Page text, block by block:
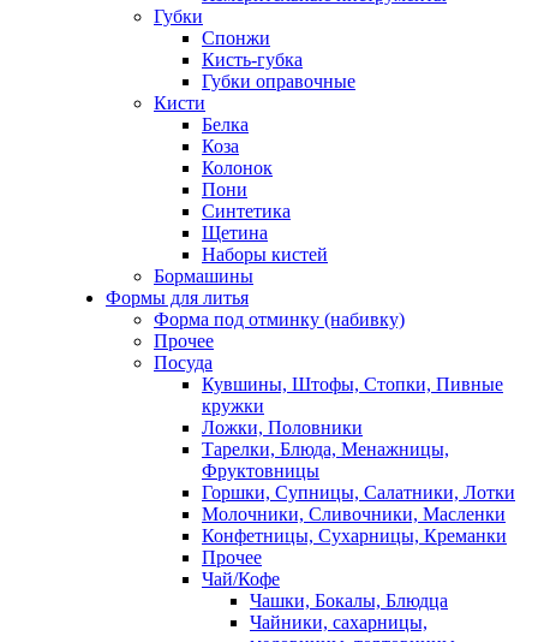
Губки
Спонжи
Кисть-губка
Губки оправочные
Кисти
Белка
Коза
Колонок
Пони
Синтетика
Щетина
Наборы кистей
Бормашины
Формы для литья
Форма под отминку (набивку)
Прочее
Посуда
Кувшины, Штофы, Стопки, Пивные
кружки
Ложки, Половники
Тарелки, Блюда, Менажницы,
Фруктовницы
Горшки, Супницы, Салатники, Лотки
Молочники, Сливочники, Масленки
Конфетницы, Сухарницы, Креманки
Прочее
Чай/Кофе
Чашки, Бокалы, Блюдца
Чайники, сахарницы,